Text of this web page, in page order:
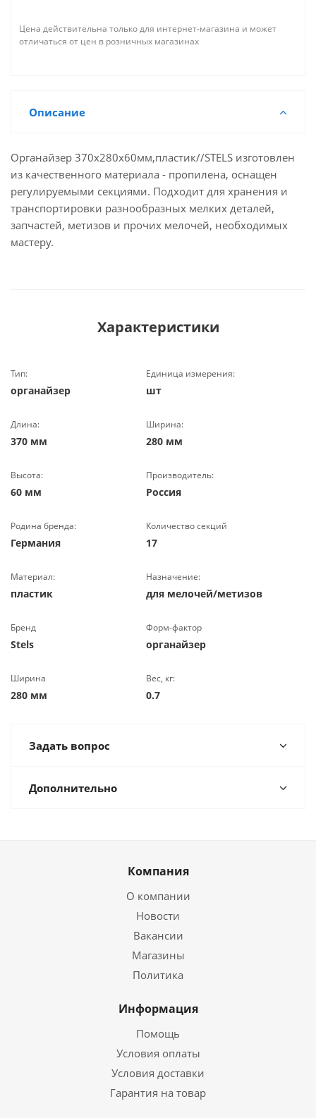
Цена действительна только для интернет-магазина и может
отличаться от цен в розничных магазинах
Описание
Органайзер 370х280х60мм,пластик//STELS изготовлен
из качественного материала - пропилена, оснащен
регулируемыми секциями. Подходит для хранения и
транспортировки разнообразных мелких деталей,
запчастей, метизов и прочих мелочей, необходимых
мастеру.
Характеристики
Тип:
органайзер
Единица измерения:
шт
Длина:
370 мм
Ширина:
280 мм
Высота:
60 мм
Производитель:
Россия
Родина бренда:
Германия
Количество секций
17
Материал:
пластик
Назначение:
для мелочей/метизов
Бренд
Stels
Форм-фактор
органайзер
Ширина
280 мм
Вес, кг:
0.7
Задать вопрос
Дополнительно
Компания
О компании
Новости
Вакансии
Магазины
Политика
Информация
Помощь
Условия оплаты
Условия доставки
Гарантия на товар